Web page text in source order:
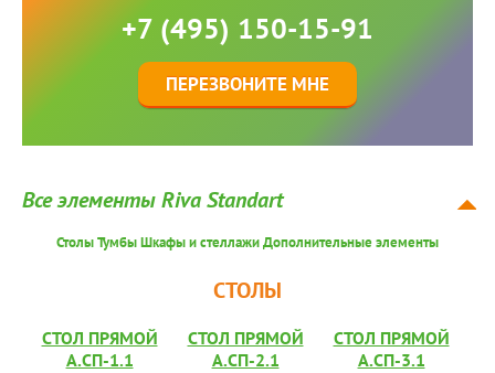
+7 (495) 150-15-91
ПЕРЕЗВОНИТЕ МНЕ
Все элементы Riva Standart
СтолыТумбыШкафы и стеллажиДополнительные элементы
СТОЛЫ
СТОЛ ПРЯМОЙ
А.СП-1.1
СТОЛ ПРЯМОЙ
А.СП-2.1
СТОЛ ПРЯМОЙ
А.СП-3.1